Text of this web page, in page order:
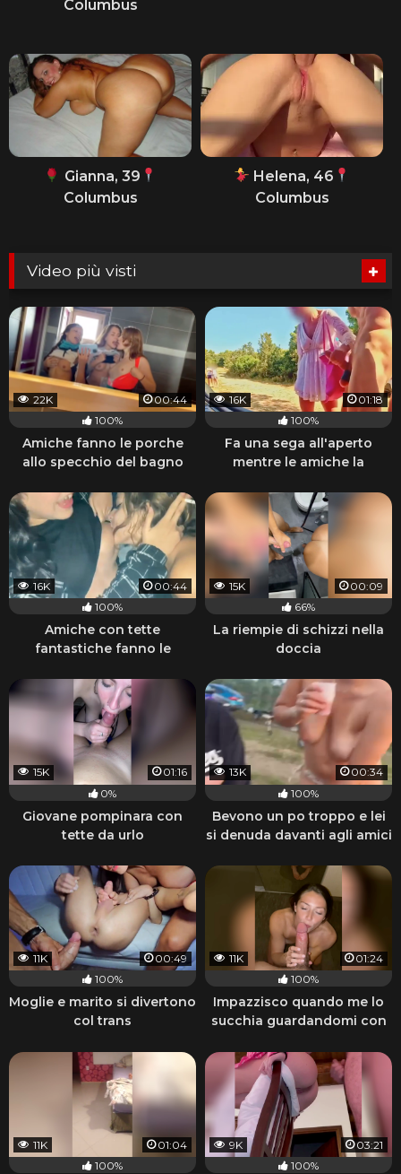
Columbus
Gianna, 39
Columbus
Helena, 46
Columbus
Video più visti
22K
00:44
100%
Amiche fanno le porche
allo specchio del bagno
16K
01:18
100%
Fa una sega all'aperto
mentre le amiche la
16K
00:44
100%
Amiche con tette
fantastiche fanno le
15K
00:09
66%
La riempie di schizzi nella
doccia
15K
01:16
0%
Giovane pompinara con
tette da urlo
13K
00:34
100%
Bevono un po troppo e lei
si denuda davanti agli amici
11K
00:49
100%
Moglie e marito si divertono
col trans
11K
01:24
100%
Impazzisco quando me lo
succhia guardandomi con
11K
01:04
100%
9K
03:21
100%